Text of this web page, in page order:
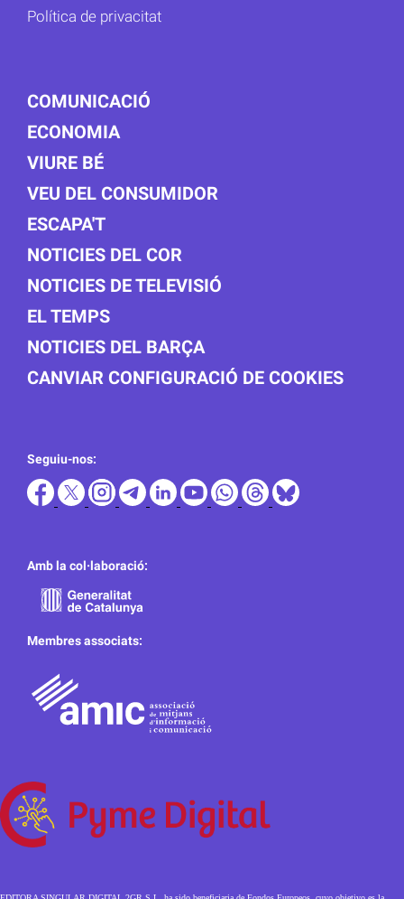
Política de privacitat
COMUNICACIÓ
ECONOMIA
VIURE BÉ
VEU DEL CONSUMIDOR
ESCAPA'T
NOTICIES DEL COR
NOTICIES DE TELEVISIÓ
EL TEMPS
NOTICIES DEL BARÇA
CANVIAR CONFIGURACIÓ DE COOKIES
Seguiu-nos:
Amb la col·laboració:
Membres associats: